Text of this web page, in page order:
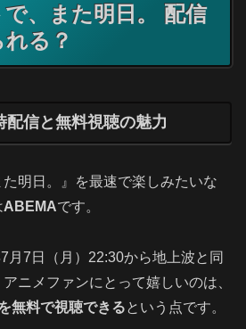
、また明日。 配信
る？
信と無料視聴の魅力
た明日。』を最速で楽しみたいな
ABEMAです。
月7日（月）22:30から地上波と同
ニメファンにとって嬉しいのは、
無料で視聴できるという点です。